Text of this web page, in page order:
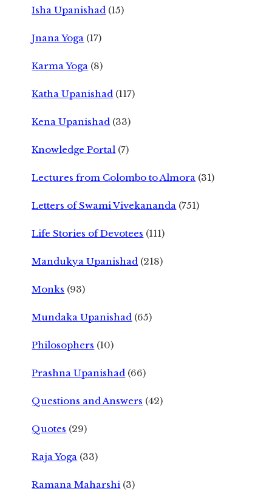
Isha Upanishad (15)
Jnana Yoga (17)
Karma Yoga (8)
Katha Upanishad (117)
Kena Upanishad (33)
Knowledge Portal (7)
Lectures from Colombo to Almora (31)
Letters of Swami Vivekananda (751)
Life Stories of Devotees (111)
Mandukya Upanishad (218)
Monks (93)
Mundaka Upanishad (65)
Philosophers (10)
Prashna Upanishad (66)
Questions and Answers (42)
Quotes (29)
Raja Yoga (33)
Ramana Maharshi (3)